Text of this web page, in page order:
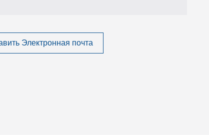
Электронная почта